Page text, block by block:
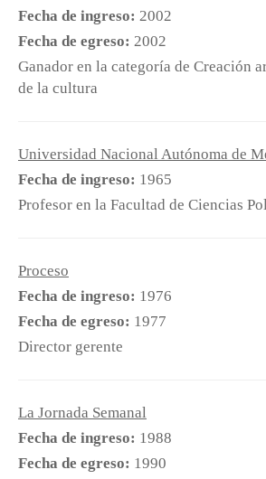
Fecha de ingreso: 2002
Fecha de egreso: 2002
Ganador en la categoría de Creación
de la cultura
Universidad Nacional Autónoma de
Fecha de ingreso: 1965
Profesor en la Facultad de Ciencias
Proceso
Fecha de ingreso: 1976
Fecha de egreso: 1977
Director gerente
La Jornada Semanal
Fecha de ingreso: 1988
Fecha de egreso: 1990